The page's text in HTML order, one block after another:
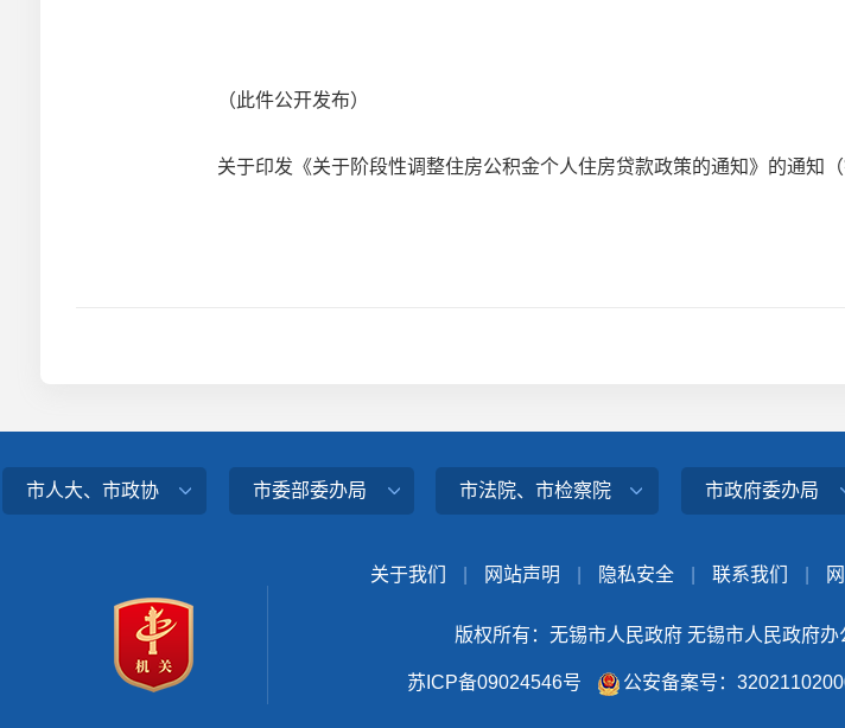
（此件公开发布）
关于印发《关于阶段性调整住房公积金个人住房贷款政策的通知》的通知
市人大、市政协 市委部委办局 市法院、市检察院 市政府委办局
关于我们 网站声明 隐私安全 联系我们
版权所有：无锡市人民政府 无锡市人民政府办
苏ICP备09024546号 公安备案号：